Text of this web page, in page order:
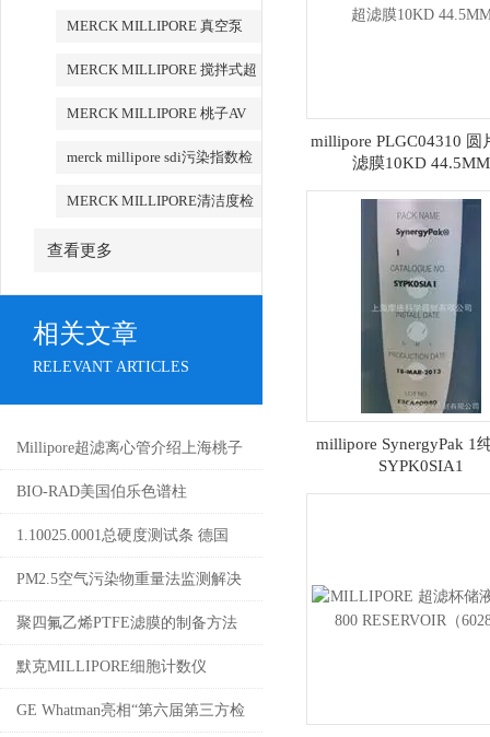
MERCK MILLIPORE 真空泵
MERCK MILLIPORE 搅拌式超
MERCK MILLIPORE 桃子AV
永久地址清洁度检测设备
merck millipore sdi污染指数检
MERCK MILLIPORE清洁度检
查看更多
相关文章
RELEVANT ARTICLES
Millipore超滤离心管介绍上海桃子
视频最新免费高清公司现货销售
BIO-RAD美国伯乐色谱柱
1.10025.0001总硬度测试条 德国
MERCK默克
PM2.5空气污染物重量法监测解决
方案
聚四氟乙烯PTFE滤膜的制备方法
及其应用
默克MILLIPORE细胞计数仪
Scepter 2.0
GE Whatman亮相“第六届第三方检
millipore PLGC04310 圆
滤膜10KD 44.5MM
millipore SynergyPak 1
SYPK0SIA1